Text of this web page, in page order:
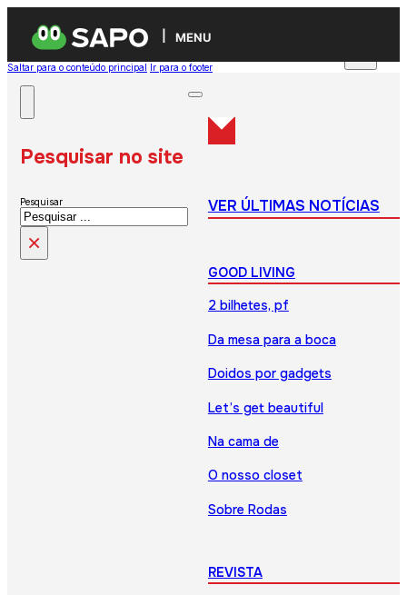
MENU
Saltar para o conteúdo principal Ir para o footer
Pesquisar no site
Pesquisar
×
VER ÚLTIMAS NOTÍCIAS
GOOD LIVING
2 bilhetes, pf
Da mesa para a boca
Doidos por gadgets
Let’s get beautiful
Na cama de
O nosso closet
Sobre Rodas
REVISTA